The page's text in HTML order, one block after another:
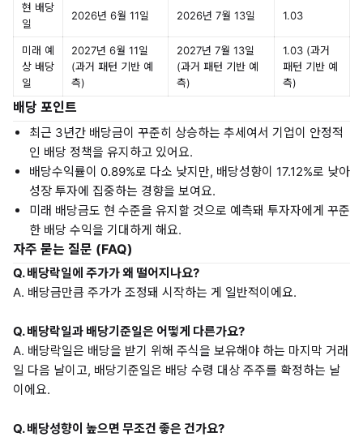
현 배당
일
2026년 6월 11일 2026년 7월 13일 1.03
미래 예
상 배당
일
2027년 6월 11일
(과거 패턴 기반 예
측)
2027년 7월 13일
(과거 패턴 기반 예
측)
1.03 (과거
패턴 기반 예
측)
배당 포인트
최근 3년간 배당금이 꾸준히 상승하는 추세여서 기업이 안정적
인 배당 정책을 유지하고 있어요.
배당수익률이 0.89%로 다소 낮지만, 배당성향이 17.12%로 낮아
성장 투자에 집중하는 경향을 보여요.
미래 배당금도 현 수준을 유지할 것으로 예측돼 투자자에게 꾸준
한 배당 수익을 기대하게 해요.
자주 묻는 질문 (FAQ)
Q. 배당락일에 주가가 왜 떨어지나요?
A. 배당금만큼 주가가 조정돼 시작하는 게 일반적이에요.
Q. 배당락일과 배당기준일은 어떻게 다른가요?
A. 배당락일은 배당을 받기 위해 주식을 보유해야 하는 마지막 거래
일 다음 날이고, 배당기준일은 배당 수령 대상 주주를 확정하는 날
이에요.
Q. 배당성향이 높으면 무조건 좋은 건가요?